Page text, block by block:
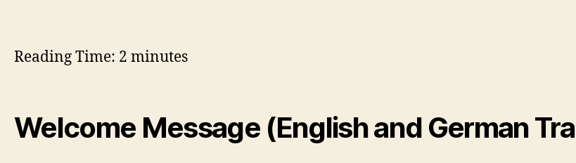
Reading Time: 2 minutes
Welcome Message (English and German